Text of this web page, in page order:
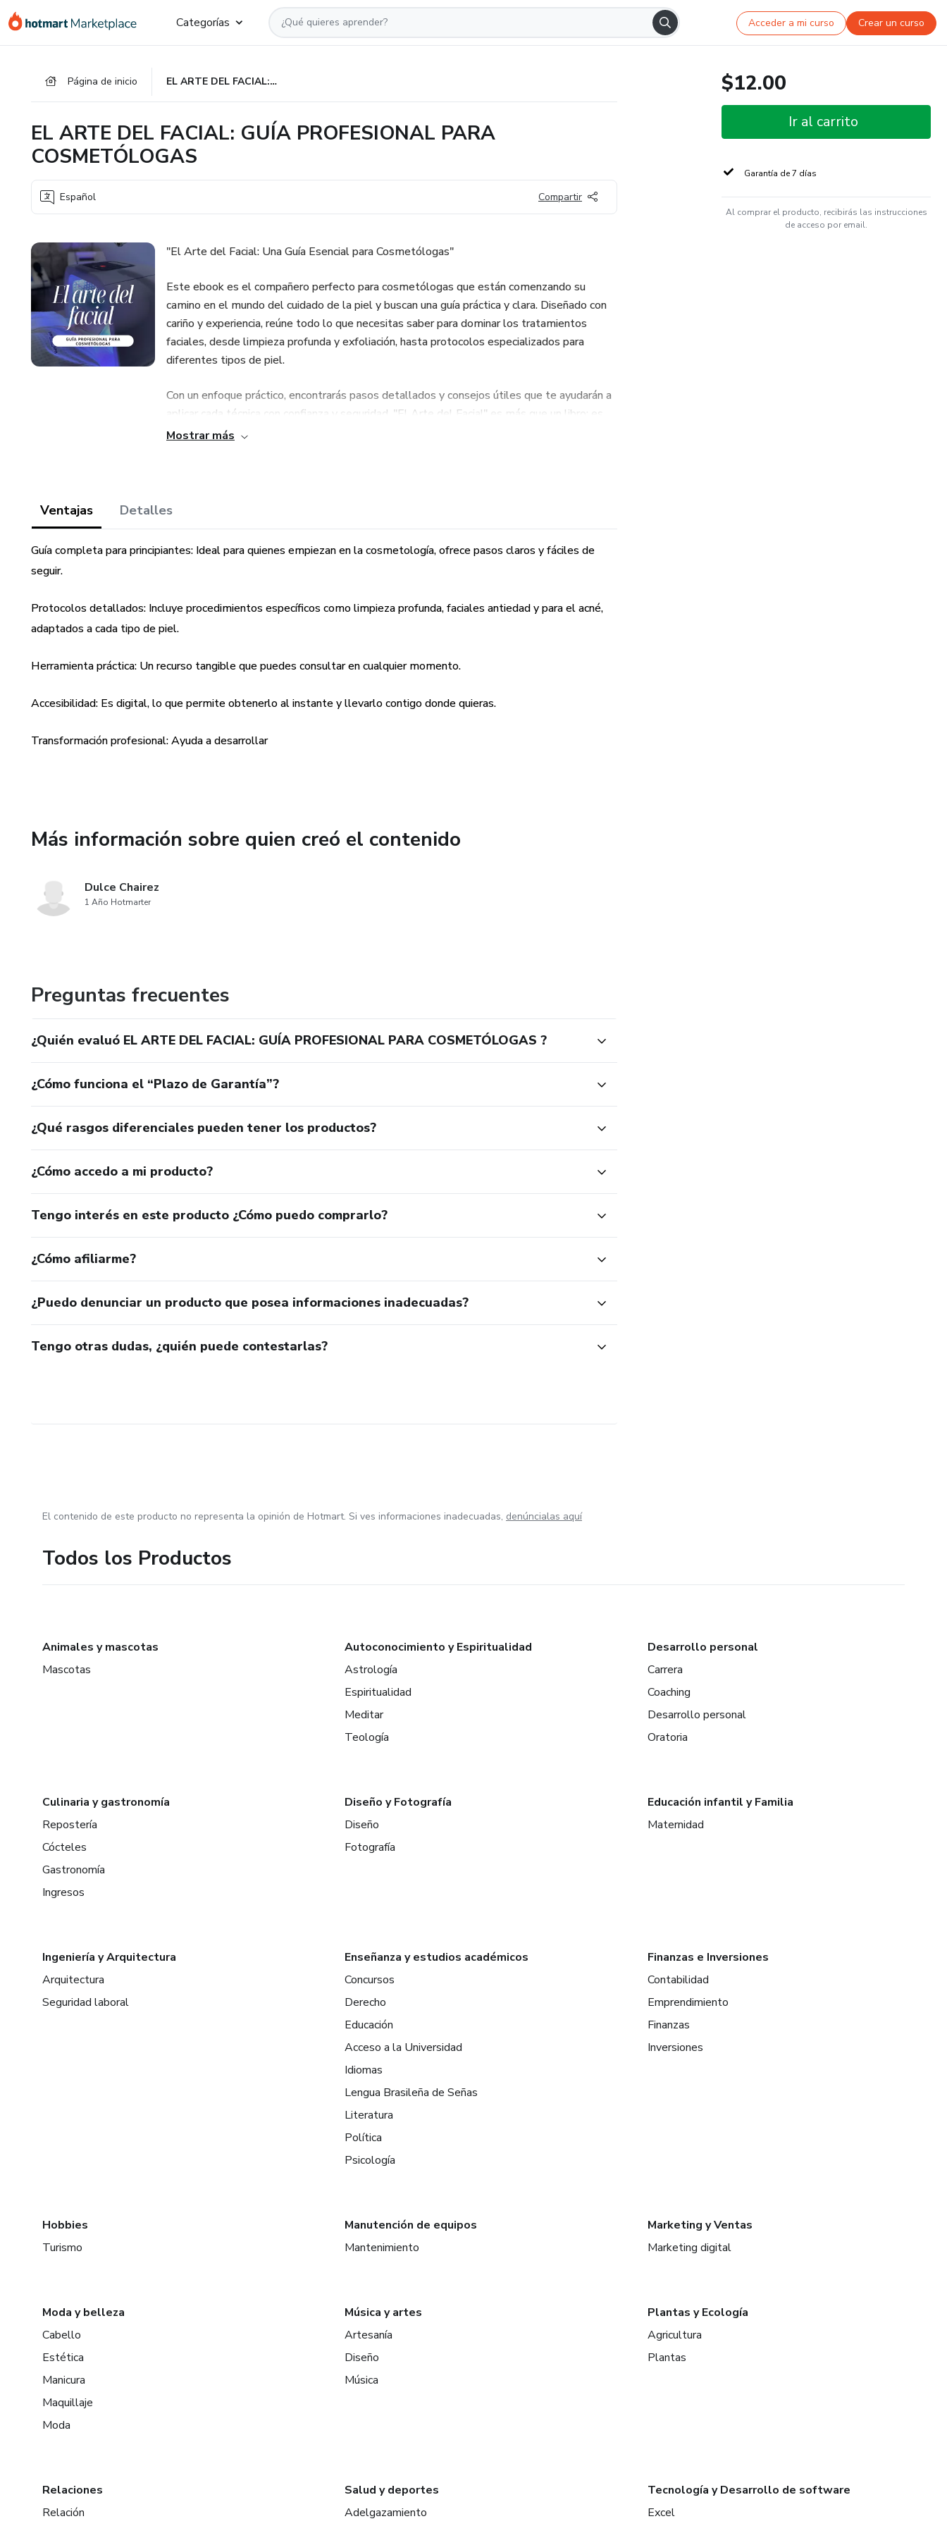
Categorías Acceder a mi curso Crear un curso
Página de inicio EL ARTE DEL FACIAL: GUÍA PROFESIONAL PARA COSMETÓLOGAS
EL ARTE DEL FACIAL: GUÍA PROFESIONAL PARA
COSMETÓLOGAS
Español Compartir
"El Arte del Facial: Una Guía Esencial para Cosmetólogas"
Este ebook es el compañero perfecto para cosmetólogas que están comenzando su
camino en el mundo del cuidado de la piel y buscan una guía práctica y clara. Diseñado con
cariño y experiencia, reúne todo lo que necesitas saber para dominar los tratamientos
faciales, desde limpieza profunda y exfoliación, hasta protocolos especializados para
diferentes tipos de piel.
Con un enfoque práctico, encontrarás pasos detallados y consejos útiles que te ayudarán a
aplicar cada técnica con confianza y seguridad. "El Arte del Facial" es más que un libro: es
una herramienta tangible que podrás consultar siempre que lo necesites, ideal para quienes
Mostrar más
Ventajas Detalles
Guía completa para principiantes: Ideal para quienes empiezan en la cosmetología, ofrece pasos claros y fáciles de
seguir.
Protocolos detallados: Incluye procedimientos específicos como limpieza profunda, faciales antiedad y para el acné,
adaptados a cada tipo de piel.
Herramienta práctica: Un recurso tangible que puedes consultar en cualquier momento.
Accesibilidad: Es digital, lo que permite obtenerlo al instante y llevarlo contigo donde quieras.
Transformación profesional: Ayuda a desarrollar
Más información sobre quien creó el contenido
Dulce Chairez
1 Año Hotmarter
Preguntas frecuentes
¿Quién evaluó EL ARTE DEL FACIAL: GUÍA PROFESIONAL PARA COSMETÓLOGAS ?
¿Cómo funciona el “Plazo de Garantía”?
¿Qué rasgos diferenciales pueden tener los productos?
¿Cómo accedo a mi producto?
Tengo interés en este producto ¿Cómo puedo comprarlo?
¿Cómo afiliarme?
¿Puedo denunciar un producto que posea informaciones inadecuadas?
Tengo otras dudas, ¿quién puede contestarlas?
$12.00
Ir al carrito
Garantía de 7 días
Al comprar el producto, recibirás las instrucciones
de acceso por email.
El contenido de este producto no representa la opinión de Hotmart. Si ves informaciones inadecuadas, denúncialas aquí
Todos los Productos
Animales y mascotas
Mascotas
Autoconocimiento y Espiritualidad
Astrología
Espiritualidad
Meditar
Teología
Desarrollo personal
Carrera
Coaching
Desarrollo personal
Oratoria
Culinaria y gastronomía
Repostería
Cócteles
Gastronomía
Ingresos
Diseño y Fotografía
Diseño
Fotografía
Educación infantil y Familia
Maternidad
Ingeniería y Arquitectura
Arquitectura
Seguridad laboral
Enseñanza y estudios académicos
Concursos
Derecho
Educación
Acceso a la Universidad
Idiomas
Lengua Brasileña de Señas
Literatura
Política
Psicología
Finanzas e Inversiones
Contabilidad
Emprendimiento
Finanzas
Inversiones
Hobbies
Turismo
Manutención de equipos
Mantenimiento
Marketing y Ventas
Marketing digital
Moda y belleza
Cabello
Estética
Manicura
Maquillaje
Moda
Música y artes
Artesanía
Diseño
Música
Plantas y Ecología
Agricultura
Plantas
Relaciones
Relación
Salud y deportes
Adelgazamiento
Tecnología y Desarrollo de software
Excel